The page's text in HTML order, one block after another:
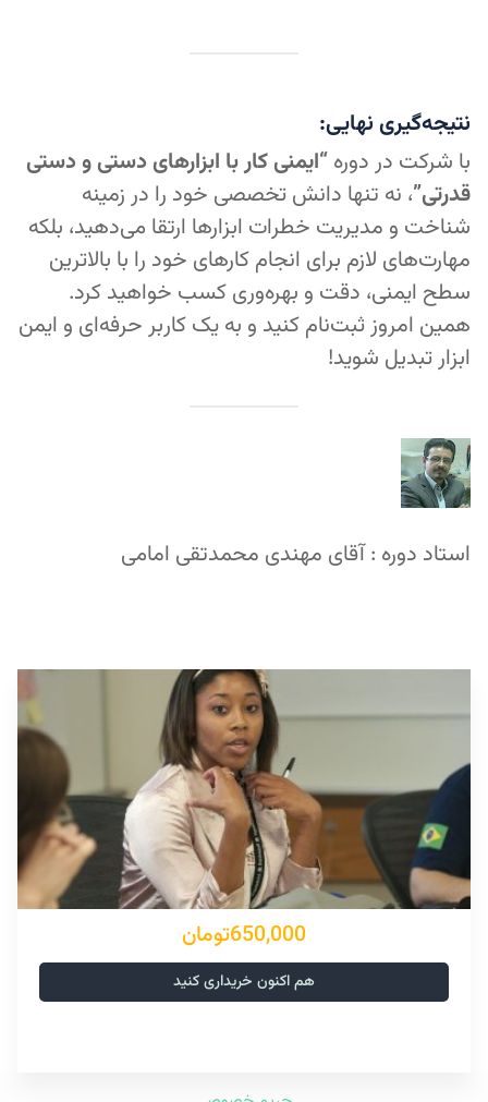
نتیجه‌گیری نهایی:
با شرکت در دوره“ایمنی کار با ابزارهای دستی و دستی
قدرتی”، نه تنها دانش تخصصی خود را در زمینه
شناخت و مدیریت خطرات ابزارها ارتقا می‌دهید، بلکه
مهارت‌های لازم برای انجام کارهای خود را با بالاترین
سطح ایمنی، دقت و بهره‌وری کسب خواهید کرد.
همین امروز ثبت‌نام کنید و به یک کاربر حرفه‌ای و ایمن
ابزار تبدیل شوید!
استاد دوره : آقای مهندی محمدتقی امامی
650,000تومان
هم اکنون خریداری کنید